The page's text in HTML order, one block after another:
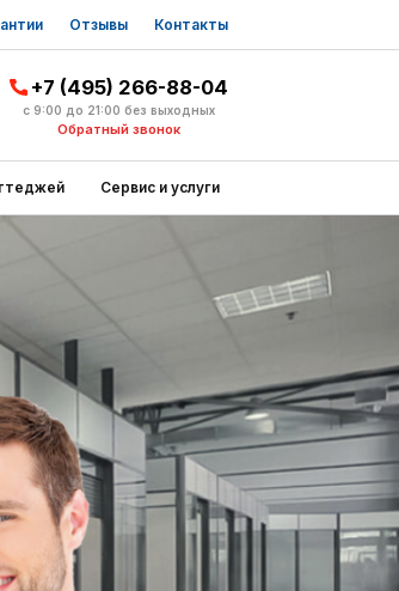
Отзывы Контакты
+7 (495) 266-88-04
с 9:00 до 21:00 без выходных
Обратный звонок
Сервис и услуги